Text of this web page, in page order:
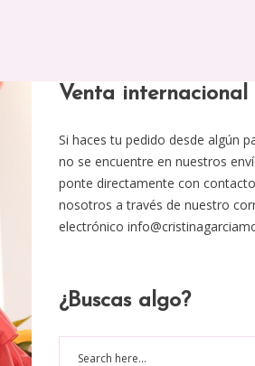
Venta internacional
Si haces tu pedido desde algún
no se encuentre en nuestros
ponte directamente con
nosotros a través de nuestro
electrónico
¿Buscas algo?